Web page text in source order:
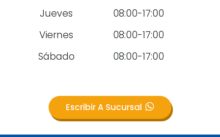
Jueves
08:00-17:00
Viernes
08:00-17:00
Sábado
08:00-17:00
Escribir A Sucursal